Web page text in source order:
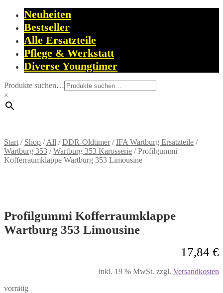
Neuheiten
Bestseller
Alle Ersatzteile
Pflege & Werkstatt
Diverse Youngtimer
Produkte suchen…
×
Start / Shop /All /DDR-Oldtimer/IFA Wartburg Ersatzteile /
Wartburg 353 /Wartburg 353 Karosserie /Profilgummi
Kofferraumklappe Wartburg 353 Limousine
Profilgummi Kofferraumklappe
Wartburg 353 Limousine
17,84 €
inkl. 19 % MwSt. zzgl. Versandkosten
vorrätig